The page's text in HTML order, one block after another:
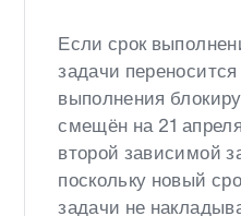
Если срок
задачи
выполнения
смещён на 21
второй зависимой
поскольку новый
задачи не